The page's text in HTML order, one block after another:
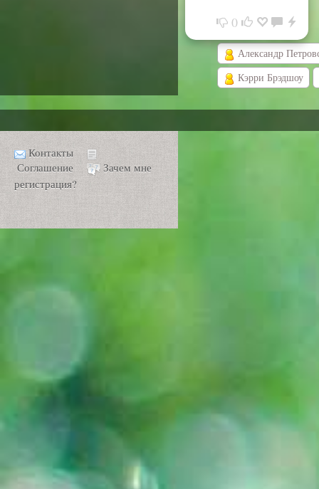
0
Александр
Кэрри Брэдшоу
Контакты
Соглашение
Зачем мне
регистрация?